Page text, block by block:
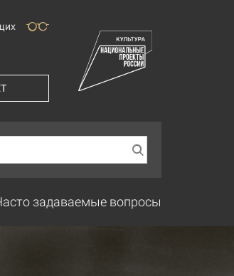
задаваемые вопросы